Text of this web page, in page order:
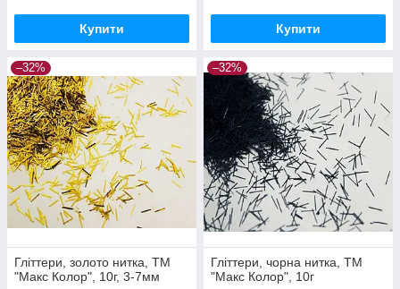
Купити Купити
–32%
Гліттери, золото нитка, ТМ
"Макс Колор", 10г, 3-7мм
–32%
Гліттери, чорна нитка, ТМ
"Макс Колор", 10г